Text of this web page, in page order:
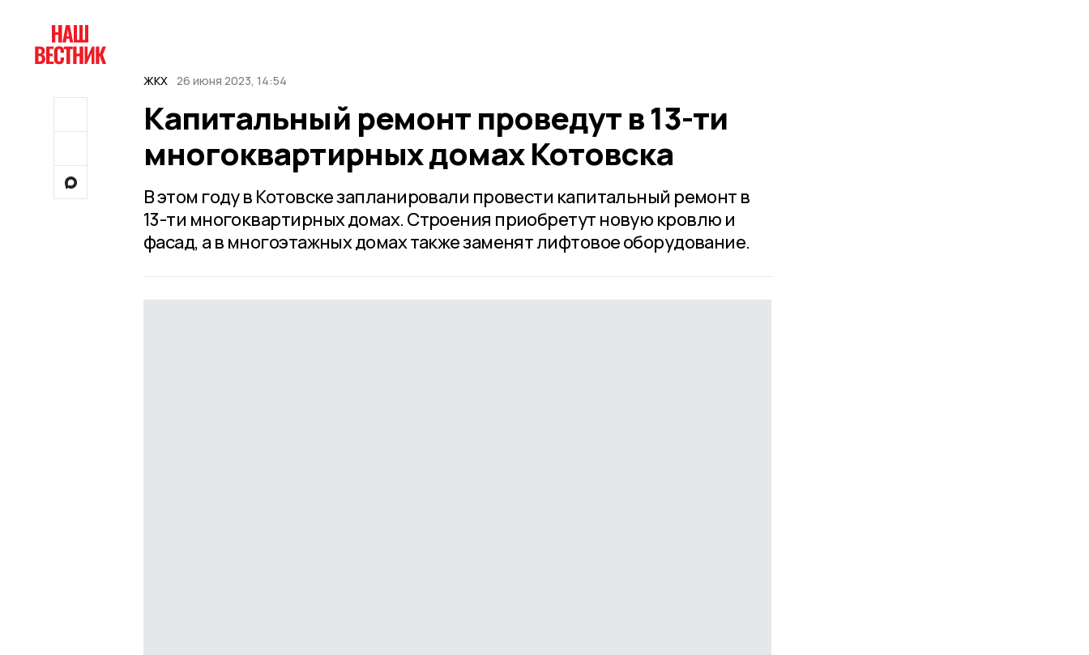
ЖКХ 26 июня 2023, 14:54
Капитальный ремонт проведут в 13-ти
многоквартирных домах Котовска
В этом году в Котовске запланировали провести капитальный ремонт в
13-ти многоквартирных домах. Строения приобретут новую кровлю и
фасад, а в многоэтажных домах также заменят лифтовое оборудование.